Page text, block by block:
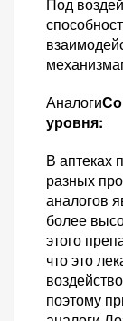
Аналоги
уровня:
В аптеках
разных
аналогов
более
этого
что это
поэтому